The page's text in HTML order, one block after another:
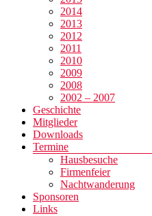
2014
2013
2012
2011
2010
2009
2008
2002 – 2007
Geschichte
Mitglieder
Downloads
Termine
Hausbesuche
Firmenfeier
Nachtwanderung
Sponsoren
Links